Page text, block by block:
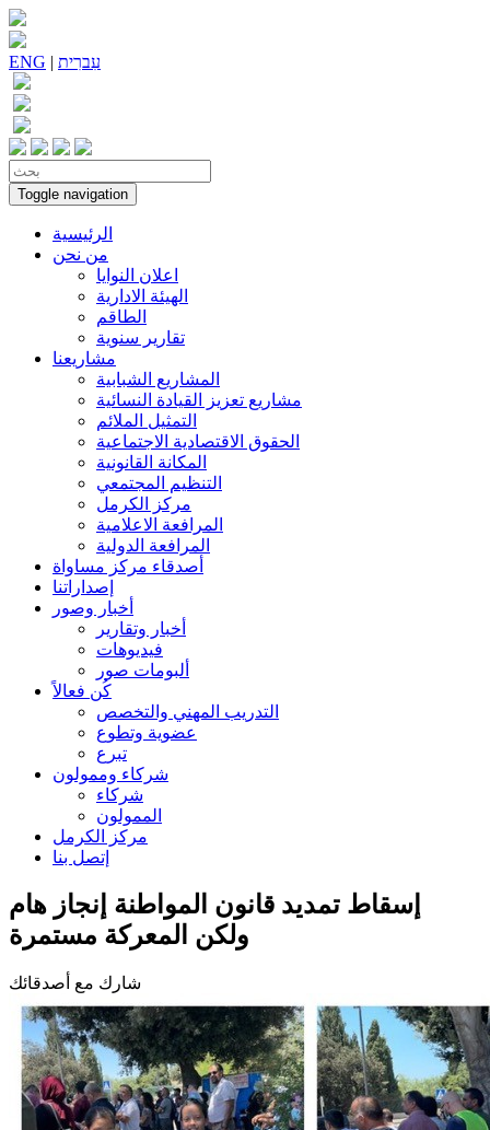
ENG | עִברִית
Toggle navigation
الرئيسية
من نحن
اعلان النوايا
الهيئة الادارية
الطاقم
تقارير سنوية
مشاريعنا
المشاريع الشبابية
مشاريع تعزيز القيادة النسائية
التمثيل الملائم
الحقوق الاقتصادية الاجتماعية
المكانة القانونية
التنظيم المجتمعي
مركز الكرمل
المرافعة الاعلامية
المرافعة الدولية
أصدقاء مركز مساواة
إصداراتنا
أخبار وصور
أخبار وتقارير
فيديوهات
ألبومات صور
كُن فعالاً
التدريب المهني والتخصص
عضوية وتطوع
تبرع
شركاء وممولون
شركاء
الممولون
مركز الكرمل
إتصل بنا
إسقاط تمديد قانون المواطنة إنجاز هام
ولكن المعركة مستمرة
شارك مع أصدقائك